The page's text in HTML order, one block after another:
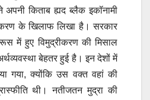
किताब ह्यद ब्लैक इकॉनामी
के खिलाफ लिखा है। सरकार
में हुए विमुद्रीकरण की मिसाल
बेहतर हुई है। इन देशों में
गया, क्योंकि उस वक्त वहां की
थी। नतीजतन मुद्रा की